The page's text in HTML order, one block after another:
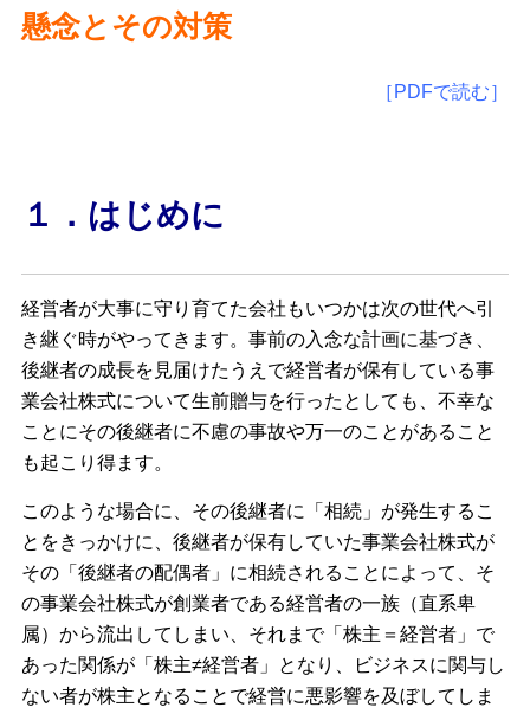
懸念とその対策
［PDFで読む］
１．はじめに
経営者が大事に守り育てた会社もいつかは次の世代へ引
き継ぐ時がやってきます。事前の入念な計画に基づき、
後継者の成⾧を見届けたうえで経営者が保有している事
業会社株式について生前贈与を行ったとしても、不幸な
ことにその後継者に不慮の事故や万一のことがあること
も起こり得ます。
このような場合に、その後継者に「相続」が発生するこ
とをきっかけに、後継者が保有していた事業会社株式が
その「後継者の配偶者」に相続されることによって、そ
の事業会社株式が創業者である経営者の一族（直系卑
属）から流出してしまい、それまで「株主＝経営者」で
あった関係が「株主≠経営者」となり、ビジネスに関与し
ない者が株主となることで経営に悪影響を及ぼしてしま